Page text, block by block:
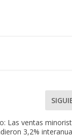
Las ventas
3,2%